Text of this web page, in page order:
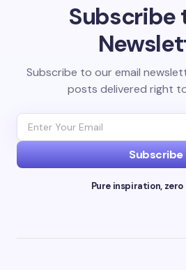
Subscribe
Subscribe to our email
posts delivered right
Subscribe
Pure inspiration, zero